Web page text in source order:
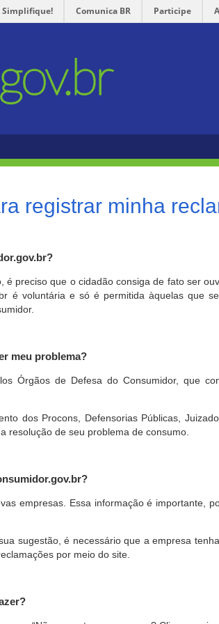
Simplifique! Comunica BR Participe
registrar minha
preciso que o cidadão consiga de fato ser
é voluntária e só é permitida àquelas que
meu problema?
Órgãos de Defesa do Consumidor, que
dos Procons, Defensorias Públicas,
resolução de seu problema de consumo.
empresas. Essa informação é importante,
sugestão, é necessário que a empresa
por meio do site.